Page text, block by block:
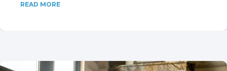
READ MORE